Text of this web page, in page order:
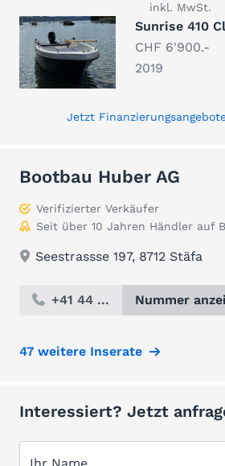
inkl. MwSt.
Sunrise 410
CHF 6'900.-
2019
Jetzt
Bootbau Huber AG
Verifizierter Verkäufer
Seit über 10 Jahren Händler auf
Seestrassse 197, 8712 Stäfa
+41 44 ... Nummer
47 weitere Inserate
Interessiert? Jetzt